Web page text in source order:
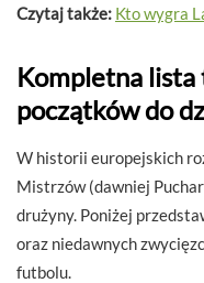
Czytaj także: Kto wygra
Kompletna
początków do
W historii europejskich
Mistrzów (dawniej
drużyny. Poniżej
oraz niedawnych
futbolu.